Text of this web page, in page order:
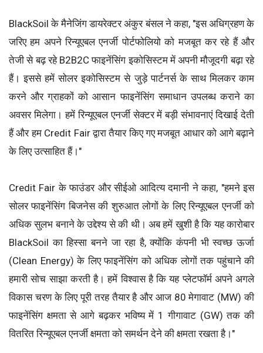
BlackSoil के मैनेजिंग डायरेक्टर अंकुर बंसल ने कहा, "इस अधिग्रहण के
जरिए हम अपने रिन्यूएबल एनर्जी पोर्टफोलियो को मजबूत कर रहे हैं और
तेजी से बढ़ रहे B2B2C फाइनेंसिंग इकोसिस्टम में अपनी मौजूदगी बढ़ा रहे
हैं। इससे हमें सोलर इकोसिस्टम से जुड़े पार्टनर्स के साथ मिलकर काम
करने और ग्राहकों को आसान फाइनेंसिंग समाधान उपलब्ध कराने का
अवसर मिलेगा। हमें रिन्यूएबल एनर्जी सेक्टर में बड़ी संभावनाएं दिखाई देती
हैं और हम Credit Fair द्वारा तैयार किए गए मजबूत आधार को आगे बढ़ाने
के लिए उत्साहित हैं।"
Credit Fair के फाउंडर और सीईओ आदित्य दमानी ने कहा, "हमने इस
सोलर फाइनेंसिंग बिजनेस की शुरुआत लोगों के लिए रिन्यूएबल एनर्जी को
अधिक सुलभ बनाने के उद्देश्य से की थी। अब हमें खुशी है कि यह कारोबार
BlackSoil का हिस्सा बनने जा रहा है, क्योंकि कंपनी भी स्वच्छ ऊर्जा
(Clean Energy) के लिए फाइनेंसिंग को अधिक लोगों तक पहुंचाने की
हमारी सोच साझा करती है। हमें विश्वास है कि यह प्लेटफॉर्म अपने अगले
विकास चरण के लिए पूरी तरह तैयार है और आज 80 मेगावाट (MW) की
फाइनेंसिंग क्षमता से आगे बढ़कर भविष्य में 1 गीगावाट (GW) तक की
वितरित रिन्यूएबल एनर्जी क्षमता को समर्थन देने की क्षमता रखता है।"